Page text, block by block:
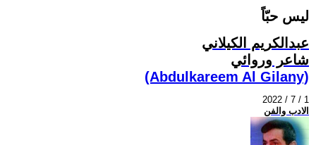
ليس حبّاً
عبدالكريم الكيلاني
شاعر وروائي
(Abdulkareem Al Gilany)
2022 / 7 / 1
الادب والفن